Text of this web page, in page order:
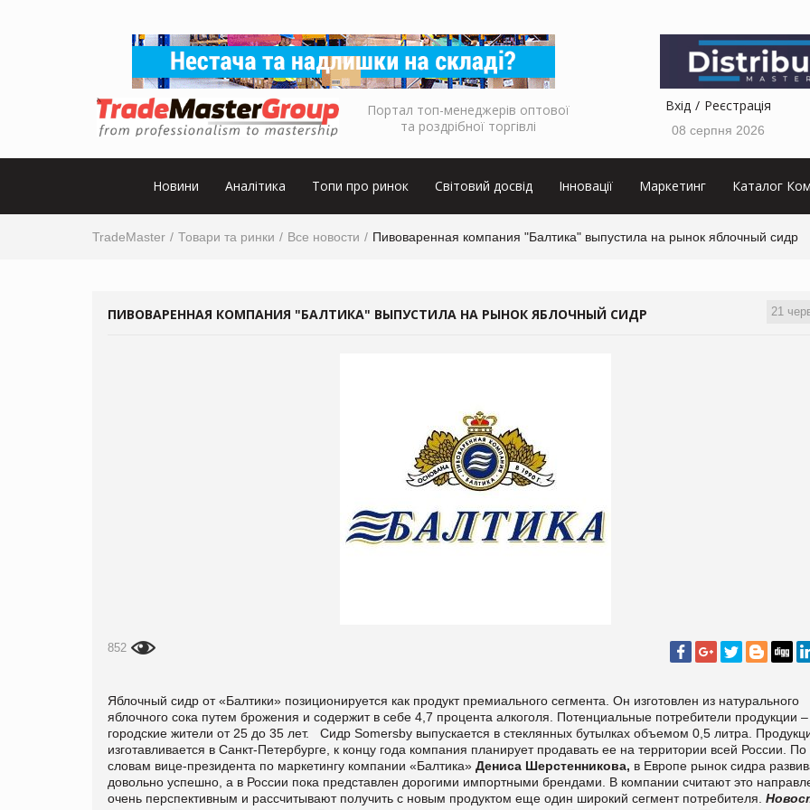
Портал топ-менеджерів оптової
та роздрібної торгівлі
Вхід Реєстрація
08 серпня 2026
Новини Аналітика Топи про ринок Світовий досвід Інновації Маркетинг Каталог
TradeMaster Товари та ринки Все новости Пивоваренная компания "Балтика" выпустила на рынок яблочный сидр
21
ПИВОВАРЕННАЯ КОМПАНИЯ "БАЛТИКА" ВЫПУСТИЛА НА РЫНОК ЯБЛОЧНЫЙ СИДР
852
Яблочный сидр от «Балтики» позиционируется как продукт премиального сегмента. Он изготовлен из натурального
яблочного сока путем брожения и содержит в себе 4,7 процента алкоголя. Потенциальные потребители продукции –
городские жители от 25 до 35 лет. Сидр Somersby выпускается в стеклянных бутылках объемом 0,5 литра.
изготавливается в Санкт-Петербурге, к концу года компания планирует продавать ее на территории всей России. По
словам вице-президента по маркетингу компании «Балтика» Дениса Шерстенникова, в Европе рынок сидра
довольно успешно, а в России пока представлен дорогими импортными брендами. В компании считают это
очень перспективным и рассчитывают получить с новым продуктом еще один широкий сегмент потребителя.